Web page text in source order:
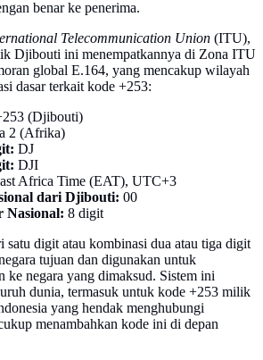
benar ke penerima.
Telecommunication Union (ITU),
Djibouti ini menempatkannya di Zona ITU
global E.164, yang mencakup wilayah
dasar terkait kode +253:
(Djibouti)
2 (Afrika)
DJ
DJI
Africa Time (EAT), UTC+3
dari Djibouti: 00
Nasional: 8 digit
satu digit atau kombinasi dua atau tiga digit
tujuan dan digunakan untuk
ke negara yang dimaksud. Sistem ini
dunia, termasuk untuk kode +253 milik
yang hendak menghubungi
menambahkan kode ini di depan